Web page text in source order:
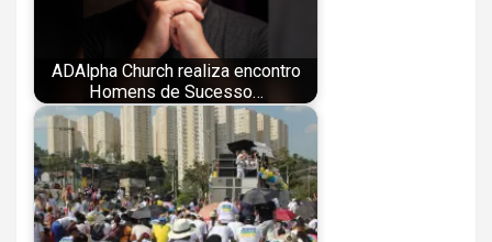
ADAlpha Church realiza encontro
Homens de Sucesso…